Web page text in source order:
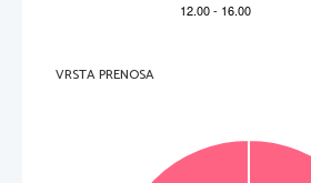
VRSTA PRENOSA